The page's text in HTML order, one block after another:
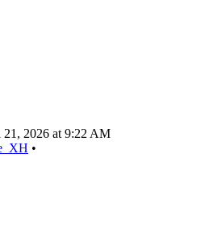
2026 at 9:22 AM
•